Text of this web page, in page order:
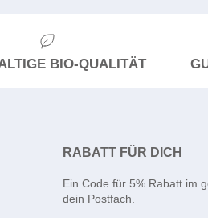
BIO-QUALITÄT
RABATT FÜR DICH
Ein Code für 5% Rabatt im
dein Postfach.